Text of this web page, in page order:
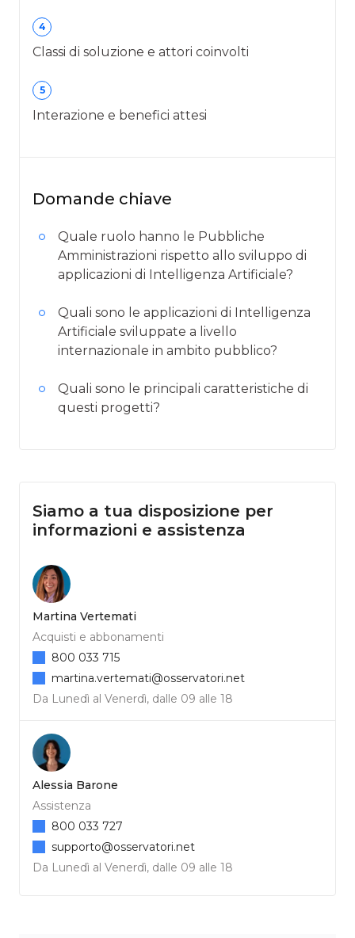
4
Classi di soluzione e attori coinvolti
5
Interazione e benefici attesi
Domande chiave
Quale ruolo hanno le Pubbliche
Amministrazioni rispetto allo sviluppo di
applicazioni di Intelligenza Artificiale?
Quali sono le applicazioni di Intelligenza
Artificiale sviluppate a livello
internazionale in ambito pubblico?
Quali sono le principali caratteristiche di
questi progetti?
Siamo a tua disposizione per
informazioni e assistenza
Martina Vertemati
Acquisti e abbonamenti
Da Lunedì al Venerdì, dalle 09 alle 18
800 033 715
martina.vertemati@osservatori.net
Alessia Barone
Assistenza
Da Lunedì al Venerdì, dalle 09 alle 18
800 033 727
supporto@osservatori.net